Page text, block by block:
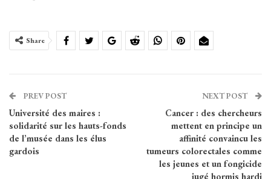
Share
PREV POST
Université des maires :
solidarité sur les hauts-fonds
de l’musée dans les élus
gardois
NEXT POST
Cancer : des chercheurs
mettent en principe un
affinité convaincu les
tumeurs colorectales comme
les jeunes et un fongicide
jugé hormis hardi